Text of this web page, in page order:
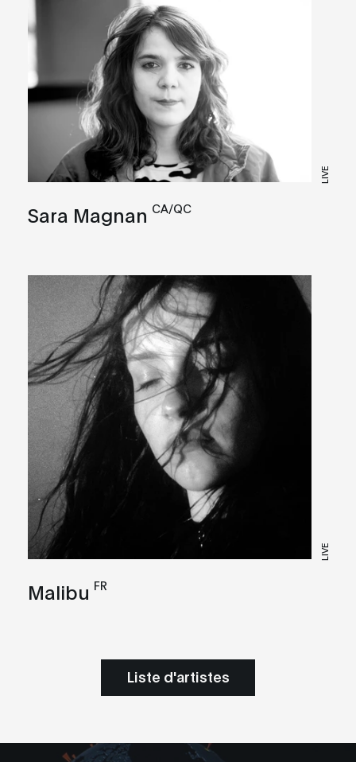
LIVE
Sara Magnan CA/QC
LIVE
Malibu FR
Liste d'artistes